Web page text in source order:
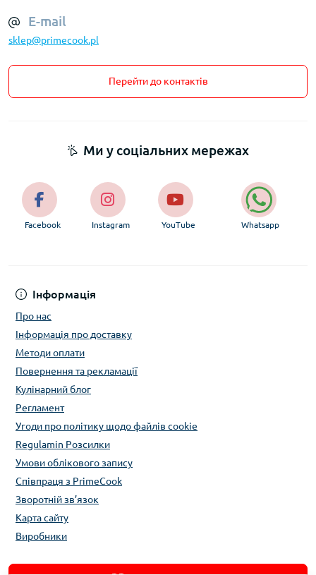
E-mail
sklep@primecook.pl
Перейти до контактів
Інформація
Про нас
Інформація про доставку
Методи оплати
Повернення та рекламації
Кулінарний блог
Регламент
Угоди про політику щодо файлів cookie
Regulamin Розсилки
Умови облікового запису
Співпраця з PrimeCook
Зворотній зв’язок
Карта сайту
Виробники
Ми у соціальних мережах
Facebook Instagram YouTube Whatsapp